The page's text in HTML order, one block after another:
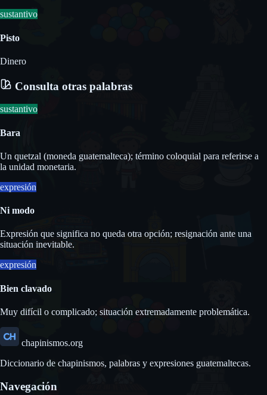
sustantivo
Pisto
Dinero
Consulta otras palabras
sustantivo
Bara
Un quetzal (moneda guatemalteca); término coloquial para referirse a
la unidad monetaria.
expresión
Ni modo
Expresión que significa no queda otra opción; resignación ante una
situación inevitable.
expresión
Bien clavado
Muy difícil o complicado; situación extremadamente problemática.
chapinismos.org
Diccionario de chapinismos, palabras y expresiones guatemaltecas.
Navegación